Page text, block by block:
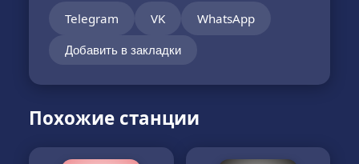
Telegram VK WhatsApp
Добавить в закладки
Похожие станции